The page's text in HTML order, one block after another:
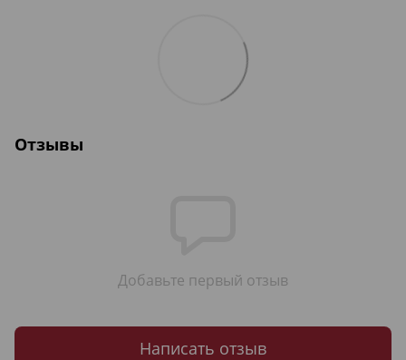
Отзывы
Добавьте первый отзыв
Написать отзыв